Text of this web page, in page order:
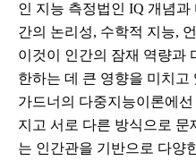
인 지능 측정법인 IQ 개념
간의 논리성, 수학적 지능,
이것이 인간의 잠재 역량과
한하는 데 큰 영향을 미치고
가드너의 다중지능이론에
지고 서로 다른 방식으로 문
는 인간관을 기반으로 다양